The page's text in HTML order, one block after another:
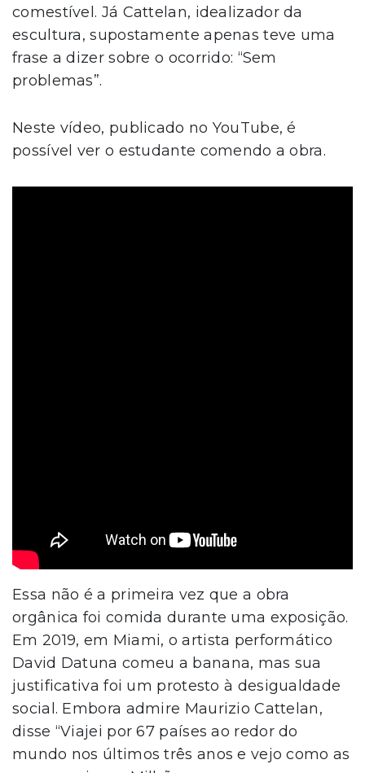
comestível. Já Cattelan, idealizador da
escultura, supostamente apenas teve uma
frase a dizer sobre o ocorrido: “Sem
problemas”.
Neste vídeo, publicado no YouTube, é
possível ver o estudante comendo a obra.
Essa não é a primeira vez que a obra
orgânica foi comida durante uma exposição.
Em 2019, em Miami, o artista performático
David Datuna comeu a banana, mas sua
justificativa foi um protesto à desigualdade
social. Embora admire Maurizio Cattelan,
disse “Viajei por 67 países ao redor do
mundo nos últimos três anos e vejo como as